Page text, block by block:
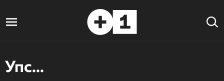
Упс...